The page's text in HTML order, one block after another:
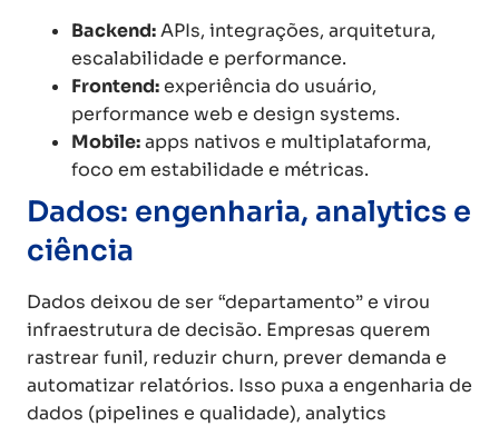
Backend:APIs, integrações, arquitetura,
escalabilidade e performance.
Frontend:experiência do usuário,
performance web e design systems.
Mobile:apps nativos e multiplataforma,
foco em estabilidade e métricas.
Dados: engenharia, analytics e
ciência
Dados deixou de ser “departamento” e virou
infraestrutura de decisão. Empresas querem
rastrear funil, reduzir churn, prever demanda e
automatizar relatórios. Isso puxa a engenharia de
dados (pipelines e qualidade), analytics